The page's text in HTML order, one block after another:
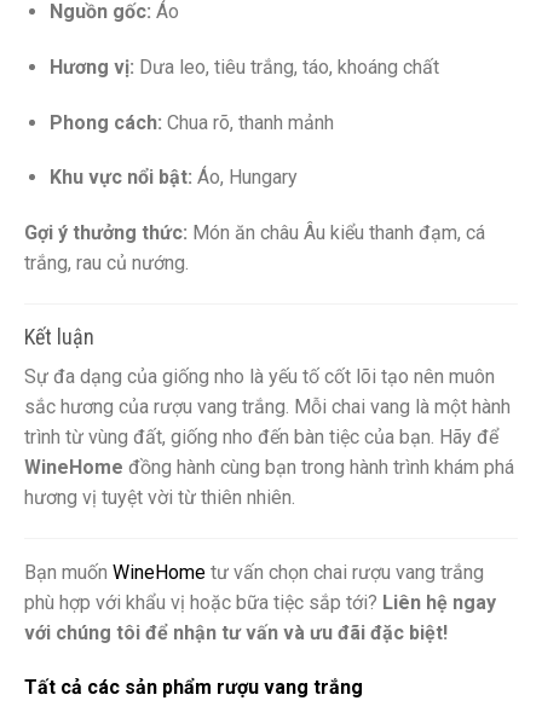
Nguồn gốc: Áo
Hương vị: Dưa leo, tiêu trắng, táo, khoáng chất
Phong cách: Chua rõ, thanh mảnh
Khu vực nổi bật: Áo, Hungary
Gợi ý thưởng thức: Món ăn châu Âu kiểu thanh đạm, cá
trắng, rau củ nướng.
Kết luận
Sự đa dạng của giống nho là yếu tố cốt lõi tạo nên muôn
sắc hương của rượu vang trắng. Mỗi chai vang là một hành
trình từ vùng đất, giống nho đến bàn tiệc của bạn. Hãy để
WineHome đồng hành cùng bạn trong hành trình khám phá
hương vị tuyệt vời từ thiên nhiên.
Bạn muốn WineHome tư vấn chọn chai rượu vang trắng
phù hợp với khẩu vị hoặc bữa tiệc sắp tới? Liên hệ ngay
với chúng tôi để nhận tư vấn và ưu đãi đặc biệt!
Tất cả các sản phẩm rượu vang trắng